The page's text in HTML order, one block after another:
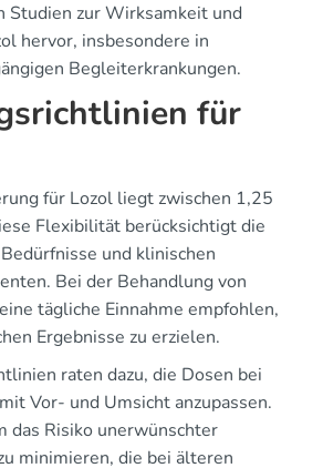
Studien zur Wirksamkeit und
hervor, insbesondere in
Begleiterkrankungen.
für
für Lozol liegt zwischen 1,25
Flexibilität berücksichtigt die
und klinischen
Bei der Behandlung von
tägliche Einnahme empfohlen,
Ergebnisse zu erzielen.
raten dazu, die Dosen bei
Vor- und Umsicht anzupassen.
das Risiko unerwünschter
minimieren, die bei älteren